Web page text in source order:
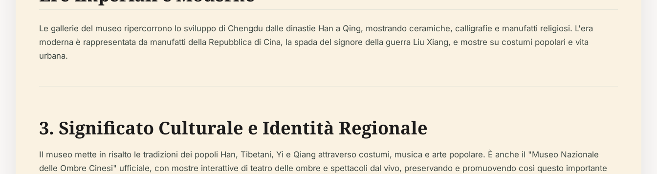
Le gallerie del museo ripercorrono lo sviluppo di Chengdu dalle dinastie Han a Qing, mostrando ceramiche, calligrafie e manufatti religiosi. L'era
moderna è rappresentata da manufatti della Repubblica di Cina, la spada del signore della guerra Liu Xiang, e mostre su costumi popolari e vita
urbana.
3. Significato Culturale e Identità Regionale
Il museo mette in risalto le tradizioni dei popoli Han, Tibetani, Yi e Qiang attraverso costumi, musica e arte popolare. È anche il "Museo Nazionale
delle Ombre Cinesi" ufficiale, con mostre interattive di teatro delle ombre e spettacoli dal vivo, preservando e promuovendo così questo importante